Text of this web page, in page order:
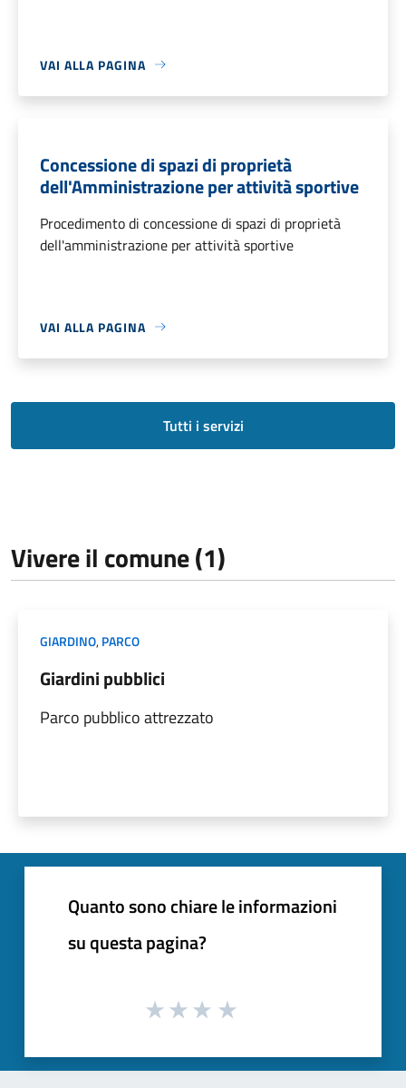
VAI ALLA PAGINA
Concessione di spazi di proprietà
dell'Amministrazione per attività sportive
Procedimento di concessione di spazi di proprietà
dell'amministrazione per attività sportive
VAI ALLA PAGINA
Tutti i servizi
Vivere il comune (1)
GIARDINO,PARCO
Giardini pubblici
Parco pubblico attrezzato
Quanto sono chiare le informazioni
su questa pagina?